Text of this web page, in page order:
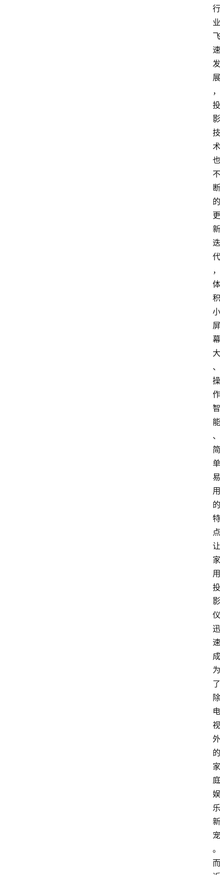
行
业
飞
速
发
展
，
投
影
技
术
也
不
断
的
更
新
迭
代
，
体
积
小
屏
幕
大
、
操
作
智
能
、
简
单
易
用
的
特
点
让
家
用
投
影
仪
迅
速
成
为
了
除
电
视
外
的
家
庭
娱
乐
新
宠
。
而